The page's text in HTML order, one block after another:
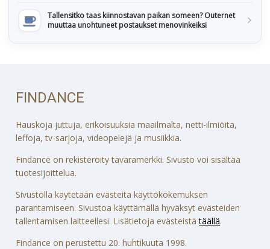
Tallensitko taas kiinnostavan paikan someen? Outernet
muuttaa unohtuneet postaukset menovinkeiksi
FINDANCE
Hauskoja juttuja, erikoisuuksia maailmalta, netti-ilmiöitä,
leffoja, tv-sarjoja, videopelejä ja musiikkia.
Findance on rekisteröity tavaramerkki. Sivusto voi sisältää
tuotesijoittelua.
Sivustolla käytetään evästeitä käyttökokemuksen
parantamiseen. Sivustoa käyttämällä hyväksyt evästeiden
tallentamisen laitteellesi. Lisätietoja evästeistätäällä.
Findance on perustettu 20. huhtikuuta 1998.